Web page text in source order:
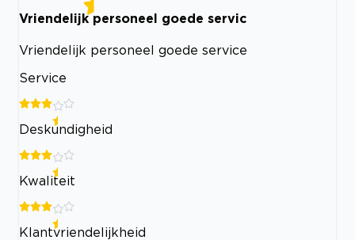
Vriendelijk personeel goede servic
Vriendelijk personeel goede service
Service
Deskundigheid
Kwaliteit
Klantvriendelijkheid